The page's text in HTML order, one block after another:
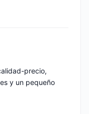
precio,
y un pequeño